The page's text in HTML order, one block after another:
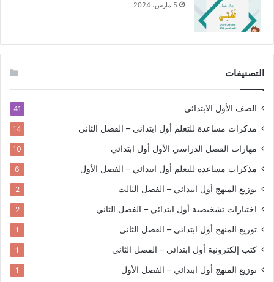
5 مارس، 2024
التصنيفات
الصف الأول الابتدائي 41
مذكرات مساعدة للتعلم أول ابتدائي – الفصل الثاني 14
مهارات الفصل الدراسي الأول أول ابتدائي 10
مذكرات مساعدة للتعلم أول ابتدائي – الفصل الأول 6
توزيع المنهج أول ابتدائي – الفصل الثالث 2
اختبارات تشخيصية أول ابتدائي – الفصل الثاني 2
توزيع المنهج أول ابتدائي – الفصل الثاني 1
كتب إلكترونية أول ابتدائي – الفصل الثاني 1
توزيع المنهج أول ابتدائي – الفصل الأول 1